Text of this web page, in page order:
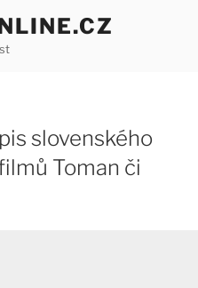
slovenského
Toman či